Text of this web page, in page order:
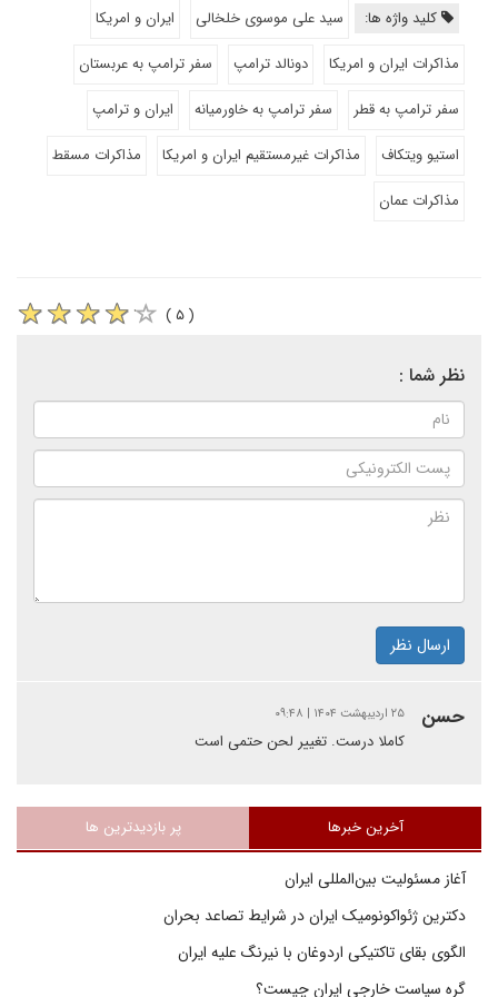
کلید واژه ها: سید علی موسوی خلخالی
ایران و امریکا
مذاکرات ایران و امریکا
دونالد ترامپ
سفر ترامپ به عربستان
سفر ترامپ به قطر
سفر ترامپ به خاورمیانه
ایران و ترامپ
استیو ویتکاف
مذاکرات غیرمستقیم ایران و امریکا
مذاکرات مسقط
مذاکرات عمان
( ۵ )
نظر شما :
ارسال نظر
حسن ۲۵ اردیبهشت ۱۴۰۴ | ۰۹:۴۸
کاملا درست. تغییر لحن حتمی است
آخرین خبرها پر بازدیدترین ها
آغاز مسئولیت بین‌المللی ایران
دکترین ژئواکونومیک ایران در شرایط تصاعد بحران
الگوی بقای تاکتیکی اردوغان با نیرنگ علیه ایران
گره سیاست خارجی ایران چیست؟